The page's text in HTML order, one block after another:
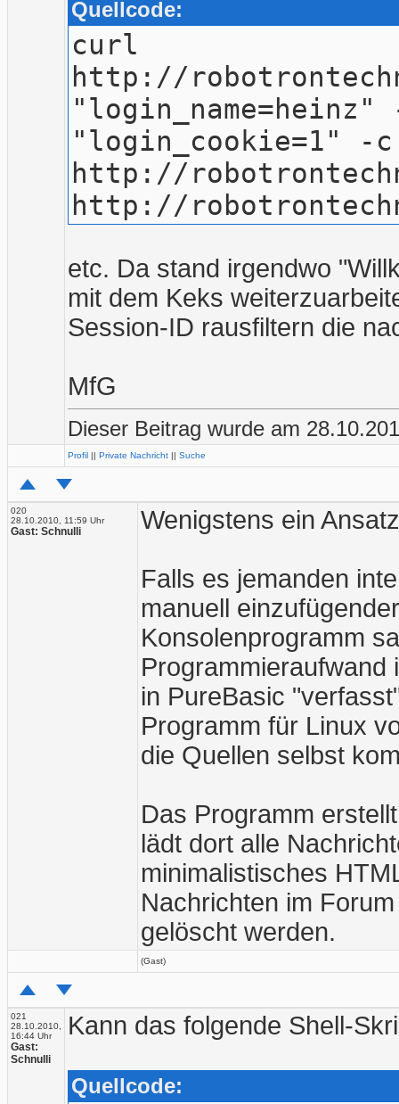
Quellcode:
curl
http://
"login_cookie=1" -
http://
http://
etc. Da stand irgendwo
mit dem Keks
Session-ID rausfiltern die
MfG
Dieser Beitrag wurde am
Profil || Private Nachricht || Suche
020
28.10.2010, 11:59 Uhr
Gast: Schnulli Wenigstens ein
Falls es jemanden
manuell
Konsolenprogramm
Programmieraufwand
in PureBasic
Programm für Linux
die Quellen selbst
Das Programm
lädt dort alle
minimalistisches
Nachrichten im
gelöscht werden.
(Gast)
021
28.10.2010,
16:44 Uhr
Gast:
Schnulli
Kann das folgende Shell-
Quellcode: